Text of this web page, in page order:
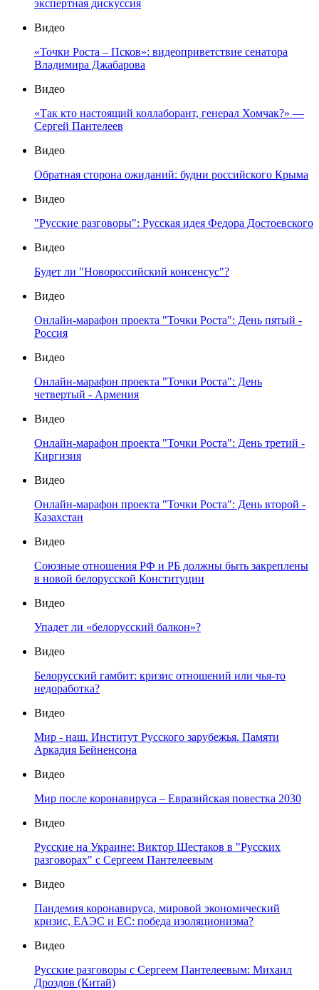
экспертная дискуссия
Видео
«Точки Роста – Псков»: видеоприветствие сенатора
Владимира Джабарова
Видео
«Так кто настоящий коллаборант, генерал Хомчак?» —
Сергей Пантелеев
Видео
Обратная сторона ожиданий: будни российского Крыма
Видео
"Русские разговоры": Русская идея Федора Достоевского
Видео
Будет ли "Новороссийский консенсус"?
Видео
Онлайн-марафон проекта "Точки Роста": День пятый -
Россия
Видео
Онлайн-марафон проекта "Точки Роста": День
четвертый - Армения
Видео
Онлайн-марафон проекта "Точки Роста": День третий -
Киргизия
Видео
Онлайн-марафон проекта "Точки Роста": День второй -
Казахстан
Видео
Союзные отношения РФ и РБ должны быть закреплены
в новой белорусской Конституции
Видео
Упадет ли «белорусский балкон»?
Видео
Белорусский гамбит: кризис отношений или чья-то
недоработка?
Видео
Мир - наш. Институт Русского зарубежья. Памяти
Аркадия Бейненсона
Видео
Мир после коронавируса – Евразийская повестка 2030
Видео
Русские на Украине: Виктор Шестаков в "Русских
разговорах" с Сергеем Пантелеевым
Видео
Пандемия коронавируса, мировой экономический
кризис, ЕАЭС и ЕС: победа изоляционизма?
Видео
Русские разговоры с Сергеем Пантелеевым: Михаил
Дроздов (Китай)